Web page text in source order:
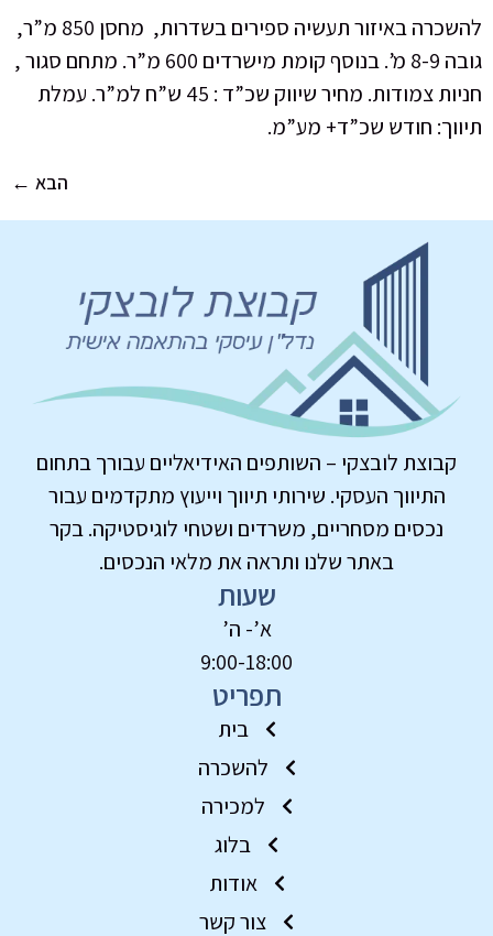
להשכרה באיזור תעשיה ספירים בשדרות, מחסן 850 מ”ר,
גובה 8-9 מ’. בנוסף קומת מישרדים 600 מ”ר. מתחם סגור ,
חניות צמודות. מחיר שיווק שכ”ד : 45 ש”ח למ”ר. עמלת
תיווך: חודש שכ”ד+ מע”מ.
הבא ←
קבוצת לובצקי – השותפים האידיאליים עבורך בתחום
התיווך העסקי. שירותי תיווך וייעוץ מתקדמים עבור
נכסים מסחריים, משרדים ושטחי לוגיסטיקה. בקר
באתר שלנו ותראה את מלאי הנכסים.
שעות
א’- ה’
9:00-18:00
תפריט
בית
להשכרה
למכירה
בלוג
אודות
צור קשר